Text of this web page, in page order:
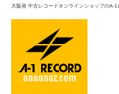
大阪発 中古レコードオンラインショップのA-1